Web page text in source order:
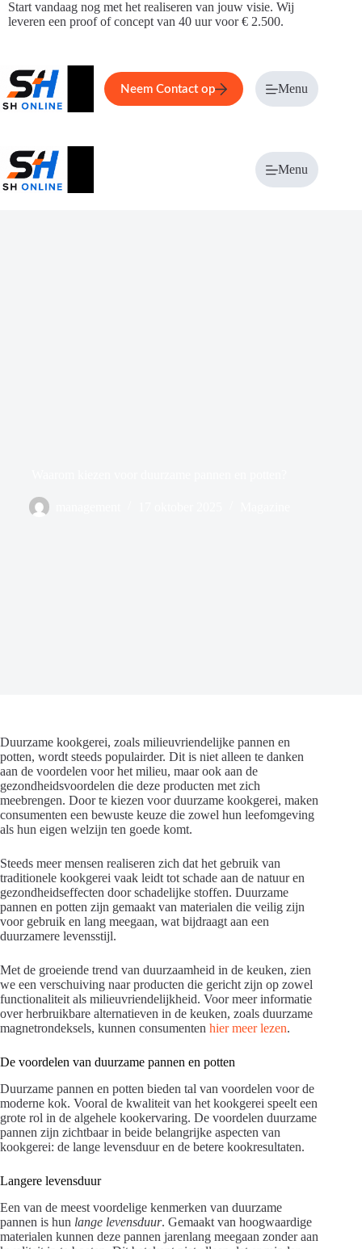
Ga
naar
Start vandaag nog met het realiseren van jouw visie. Wij
leveren een proof of concept van 40 uur voor € 2.500.
Home Service Over ons
Neem Contact op Menu
Menu
Duurzame kookgerei, zoals milieuvriendelijke pannen en
potten, wordt steeds populairder. Dit is niet alleen te danken
aan de voordelen voor het milieu, maar ook aan de
gezondheidsvoordelen die deze producten met zich
meebrengen. Door te kiezen voor duurzame kookgerei, maken
consumenten een bewuste keuze die zowel hun leefomgeving
als hun eigen welzijn ten goede komt.
Steeds meer mensen realiseren zich dat het gebruik van
traditionele kookgerei vaak leidt tot schade aan de natuur en
gezondheidseffecten door schadelijke stoffen. Duurzame
pannen en potten zijn gemaakt van materialen die veilig zijn
voor gebruik en lang meegaan, wat bijdraagt aan een
duurzamere levensstijl.
Met de groeiende trend van duurzaamheid in de keuken, zien
we een verschuiving naar producten die gericht zijn op zowel
functionaliteit als milieuvriendelijkheid. Voor meer informatie
over herbruikbare alternatieven in de keuken, zoals duurzame
magnetrondeksels, kunnen consumenten hier meer lezen.
De voordelen van duurzame pannen en potten
Duurzame pannen en potten bieden tal van voordelen voor de
moderne kok. Vooral de kwaliteit van het kookgerei speelt een
grote rol in de algehele kookervaring. De voordelen duurzame
pannen zijn zichtbaar in beide belangrijke aspecten van
kookgerei: de lange levensduur en de betere kookresultaten.
Langere levensduur
Een van de meest voordelige kenmerken van duurzame
pannen is hun lange levensduur. Gemaakt van hoogwaardige
materialen kunnen deze pannen jarenlang meegaan zonder aan